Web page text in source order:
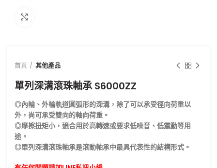
首頁 其他產品
單列深溝滾珠軸承 S6000ZZ
◎內輪、外輪軌道圓弧形的深溝，除了可以承受徑向荷重以
外，尚可承受雙向的軸向荷重。
◎摩擦扭矩小，適合用於高轉速或要求低噪音、低震動等用
途。
◎單列深溝滾珠軸承是滾動軸承中最具代表性的結構形式。